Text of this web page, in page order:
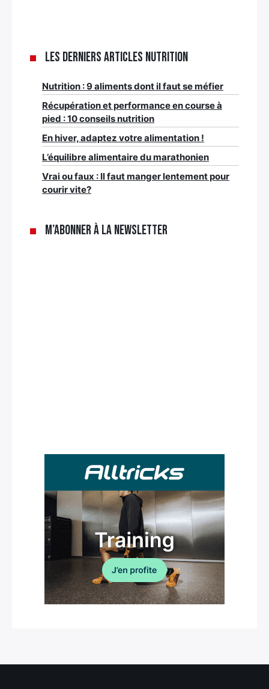
Les derniers articles nutrition
Nutrition : 9 aliments dont il faut se méfier
Récupération et performance en course à
pied : 10 conseils nutrition
En hiver, adaptez votre alimentation !
L’équilibre alimentaire du marathonien
Vrai ou faux : Il faut manger lentement pour
courir vite?
M’abonner à la newsletter